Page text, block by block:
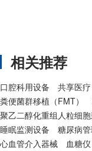
相关推荐
口腔科用设备 共享医疗
粪便菌群移植（FMT）
聚乙二醇化重组人粒细
睡眠监测设备
糖尿病
心血管介入器械
血糖仪